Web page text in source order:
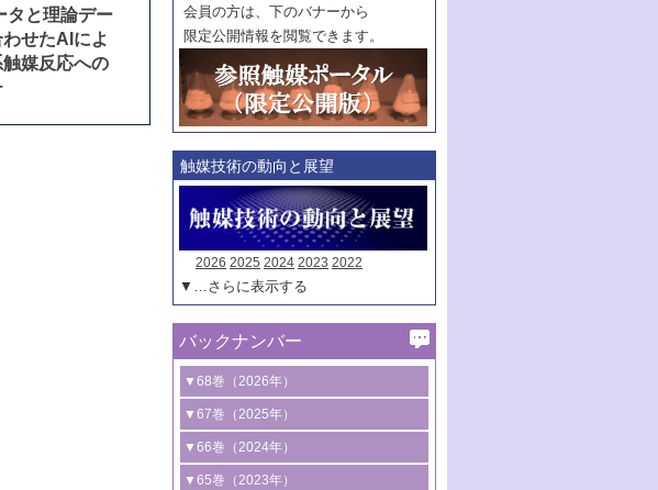
タと理論デー
せたAIによ
媒反応への
号
触媒年鑑
年度
記事種別
マーク：
マークあり
会員の方は、下のバナーから
限定公開情報を閲覧できます。
触媒技術の動向と展望
2026 2025 2024 2023 2022
▼…さらに表示する
バックナンバー
▼68巻（2026年）
1号 過酸化水素合成に関する研究動向
2号 コンピューター技術により加速する
触媒開発
▼67巻（2025年）
1号 CO
水素化によるグリーン燃料/グリ
ーンケミカル製造
▼66巻（2024年）
1号 低次元ナノ構造を有する触媒材料
▼65巻（2023年）